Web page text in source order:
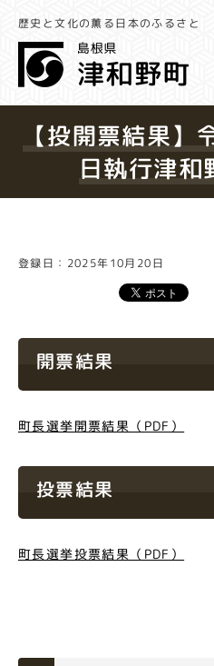
歴史と文化の薫る日本のふるさと
【投開票結果
日執行津和
登録日：2025年10月20日
開票結果
町長選挙開票結果（PDF）
投票結果
町長選挙投票結果（PDF）